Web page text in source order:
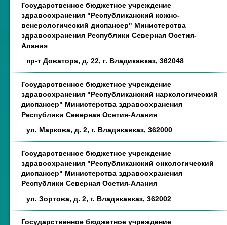
Государственное бюджетное учреждение
здравоохранения "Республиканский кожно-
венерологический диспансер" Министерства
здравоохранения Республики Северная Осетия-
Алания
пр-т Доватора, д. 22, г. Владикавказ, 362048
Государственное бюджетное учреждение
здравоохранения "Республиканский наркологический
диспансер" Министерства здравоохранения
Республики Северная Осетия-Алания
ул. Маркова, д. 2, г. Владикавказ, 362000
Государственное бюджетное учреждение
здравоохранения "Республиканский онкологический
диспансер" Министерства здравоохранения
Республики Северная Осетия-Алания
ул. Зортова, д. 2, г. Владикавказ, 362002
Государственное бюджетное учреждение